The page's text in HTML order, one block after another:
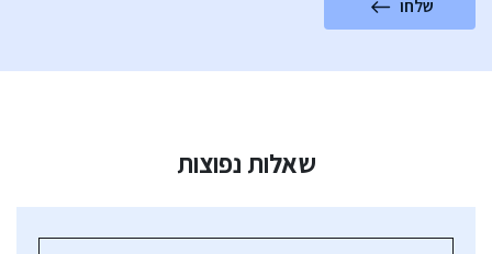
שלחו
שאלות נפוצות